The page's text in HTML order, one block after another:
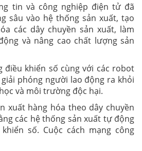
tin và công nghiệp điện tử đã
sâu vào hệ thống sản xuất, tạo
các dây chuyền sản xuất, làm
và nâng cao chất lượng sản
điều khiển số cùng với các robot
phóng người lao động ra khỏi
và môi trường độc hại.
xuất hàng hóa theo dây chuyền
các hệ thống sản xuất tự động
số. Cuộc cách mạng công